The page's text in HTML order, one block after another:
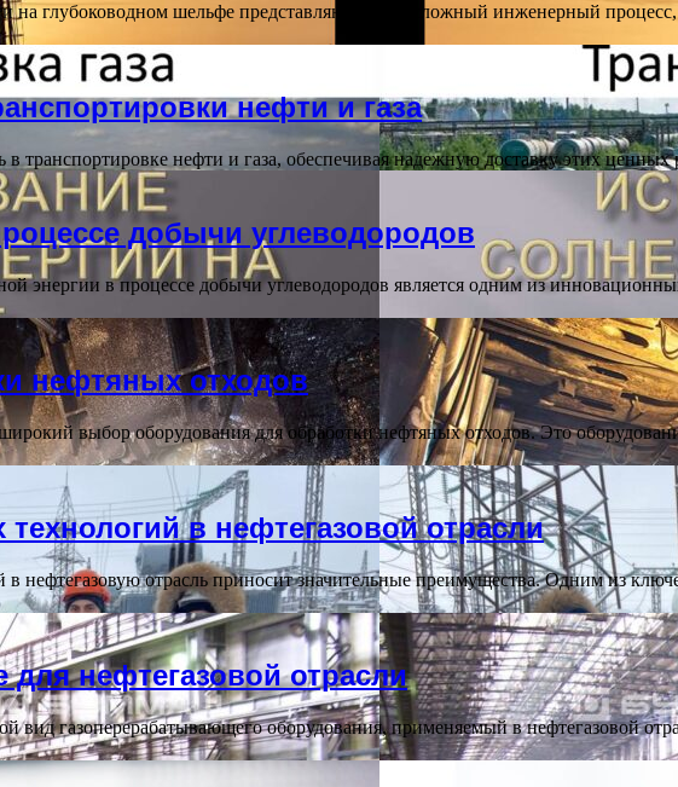
глубоководном шельфе представляют собой сложный инженерный
нефти и газа
транспортировке нефти и газа, обеспечивая надежную доставку этих
добычи углеводородов
энергии в процессе добычи углеводородов является одним из
нефтяных отходов
выбор оборудования для обработки нефтяных отходов. Это
в нефтегазовой отрасли
отрасль приносит значительные преимущества. Одним из
нефтегазовой отрасли
вид газоперерабатывающего оборудования, применяемый в нефтегазовой